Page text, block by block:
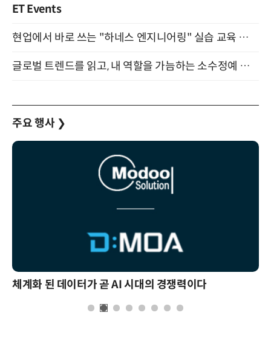
ET Events
현업에서 바로 쓰는 "하네스 엔지니어링" 실습 교육 워크숍 8월 20일 개최
글로벌 트렌드를 읽고, 내 역할을 가늠하는 소수정예 실습 워크숍 (8/28)
주요 행사 ❯
체계화 된 데이터가 곧 AI 시대의 경쟁력이다